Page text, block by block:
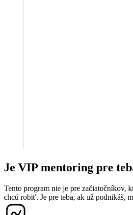
Je VIP mentoring pre
Tento program nie je pre začiatočníkov,
chcú robiť. Je pre teba, ak už podnikáš,